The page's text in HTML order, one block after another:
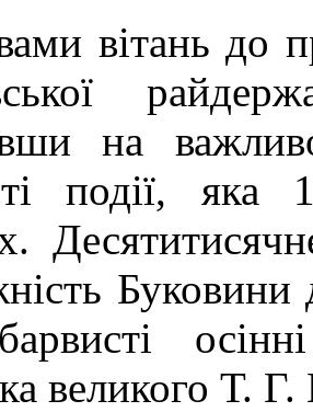
вітань до
на
події,
великого Т.